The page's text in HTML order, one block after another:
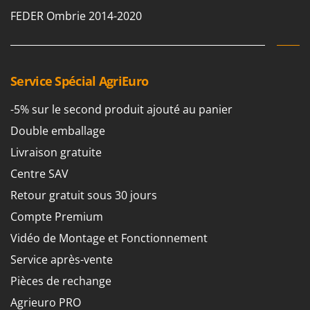
Pétrins à Spirale
Piscines
Plateaux de coupe pour tracteur
Plumeuses
Pompes d'irrigation à tracteur
Pompes de transfert
Pompes immergées électriques
Postes à souder
Poussoirs à saucisse
Presses à pellets
Pressoirs à fruits
Pressoirs à Raisin
Francini
G
Gardena
GeoTech
GeoTech Pro
Gierre
Ginko - MGM
Gipeco
Girmi
GRAEF
Gre
GreenBay
Greenworks
FEDER Ombrie 2014-2020
Service Spécial AgriEuro
-5% sur le second produit ajouté au panier
Double emballage
Livraison gratuite
Centre SAV
Retour gratuit sous 30 jours
Compte Premium
Vidéo de Montage et Fonctionnement
Service après-vente
Pièces de rechange
Agrieuro PRO